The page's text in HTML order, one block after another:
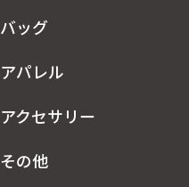
バッグ
アパレル
アクセサリー
その他